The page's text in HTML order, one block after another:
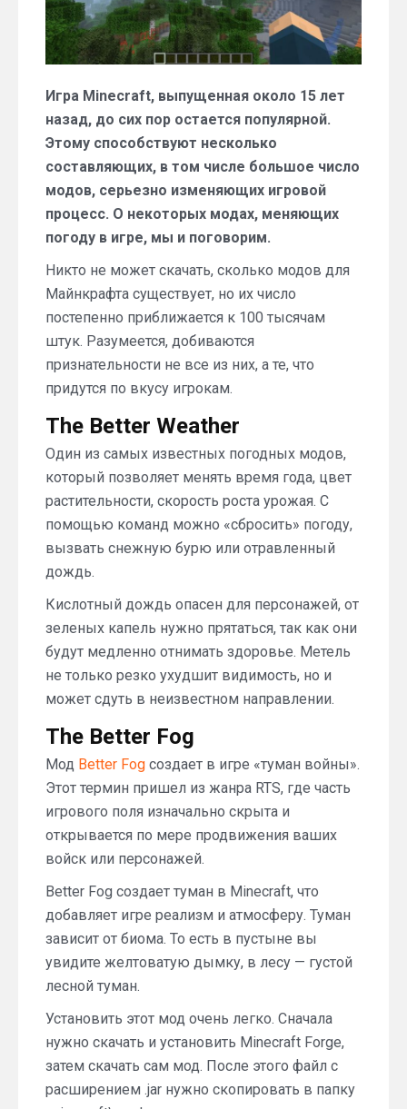
Игра Minecraft, выпущенная около 15 лет
назад, до сих пор остается популярной.
Этому способствуют несколько
составляющих, в том числе большое число
модов, серьезно изменяющих игровой
процесс. О некоторых модах, меняющих
погоду в игре, мы и поговорим.
Никто не может скачать, сколько модов для
Майнкрафта существует, но их число
постепенно приближается к 100 тысячам
штук. Разумеется, добиваются
признательности не все из них, а те, что
придутся по вкусу игрокам.
The Better Weather
Один из самых известных погодных модов,
который позволяет менять время года, цвет
растительности, скорость роста урожая. С
помощью команд можно «сбросить» погоду,
вызвать снежную бурю или отравленный
дождь.
Кислотный дождь опасен для персонажей, от
зеленых капель нужно прятаться, так как они
будут медленно отнимать здоровье. Метель
не только резко ухудшит видимость, но и
может сдуть в неизвестном направлении.
The Better Fog
Мод Better Fog создает в игре «туман войны».
Этот термин пришел из жанра RTS, где часть
игрового поля изначально скрыта и
открывается по мере продвижения ваших
войск или персонажей.
Better Fog создает туман в Minecraft, что
добавляет игре реализм и атмосферу. Туман
зависит от биома. То есть в пустыне вы
увидите желтоватую дымку, в лесу — густой
лесной туман.
Установить этот мод очень легко. Сначала
нужно скачать и установить Minecraft Forge,
затем скачать сам мод. После этого файл с
расширением .jar нужно скопировать в папку